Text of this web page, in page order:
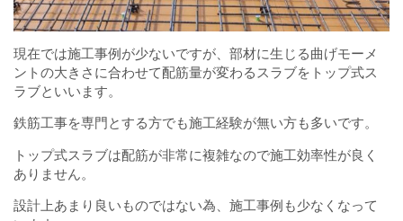
現在では施工事例が少ないですが、部材に生じる曲げモーメ
ントの大きさに合わせて配筋量が変わるスラブをトップ式ス
ラブといいます。
鉄筋工事を専門とする方でも施工経験が無い方も多いです。
トップ式スラブは配筋が非常に複雑なので施工効率性が良く
ありません。
設計上あまり良いものではない為、施工事例も少なくなって